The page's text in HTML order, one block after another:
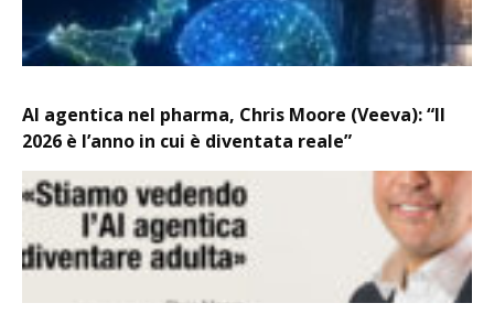
AI agentica nel pharma, Chris Moore (Veeva): “Il
2026 è l’anno in cui è diventata reale”